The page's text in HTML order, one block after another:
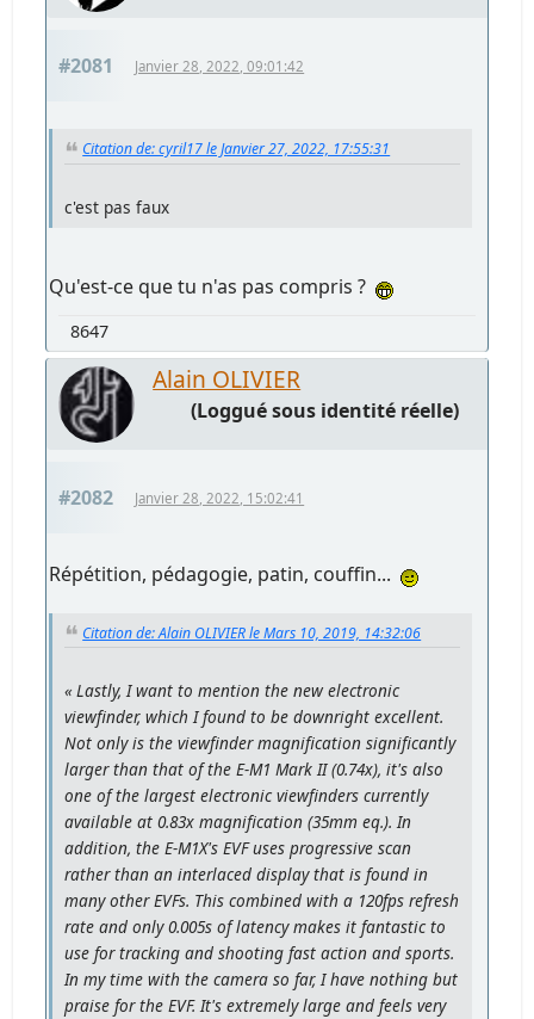
#2081 Janvier 28, 2022, 09:01:42
Citation de: cyril17 le Janvier 27, 2022, 17:55:31
c'est pas faux
Qu'est-ce que tu n'as pas compris ?
8647
Alain OLIVIER
(Loggué sous identité réelle)
#2082 Janvier 28, 2022, 15:02:41
Répétition, pédagogie, patin, couffin...
Citation de: Alain OLIVIER le Mars 10, 2019, 14:32:06
« Lastly, I want to mention the new electronic
viewfinder, which I found to be downright excellent.
Not only is the viewfinder magnification significantly
larger than that of the E-M1 Mark II (0.74x), it's also
one of the largest electronic viewfinders currently
available at 0.83x magnification (35mm eq.). In
addition, the E-M1X's EVF uses progressive scan
rather than an interlaced display that is found in
many other EVFs. This combined with a 120fps refresh
rate and only 0.005s of latency makes it fantastic to
use for tracking and shooting fast action and sports.
In my time with the camera so far, I have nothing but
praise for the EVF. It's extremely large and feels very